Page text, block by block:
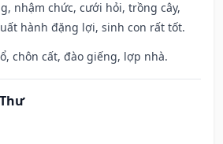
nhậm chức, cưới hỏi, trồng cây,
hành đặng lợi, sinh con rất tốt.
chôn cất, đào giếng, lợp nhà.